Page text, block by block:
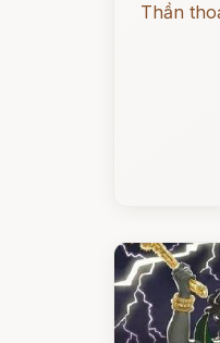
Thần